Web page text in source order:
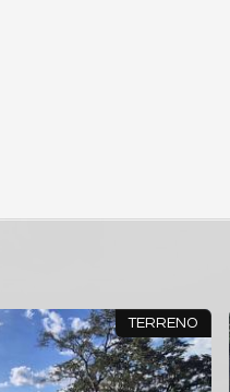
TERRENO